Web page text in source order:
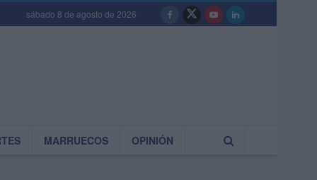
sábado 8 de agosto de 2026
MARRUECOS OPINIÓN